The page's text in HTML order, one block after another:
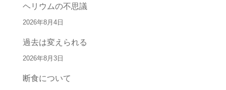
ヘリウムの不思議
2026年8月4日
過去は変えられる
2026年8月3日
断食について